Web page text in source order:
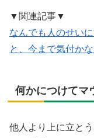
▼関連記事▼
なんでも人のせい
と、今まで気付か
何かにつけてマ
他人より上に立と